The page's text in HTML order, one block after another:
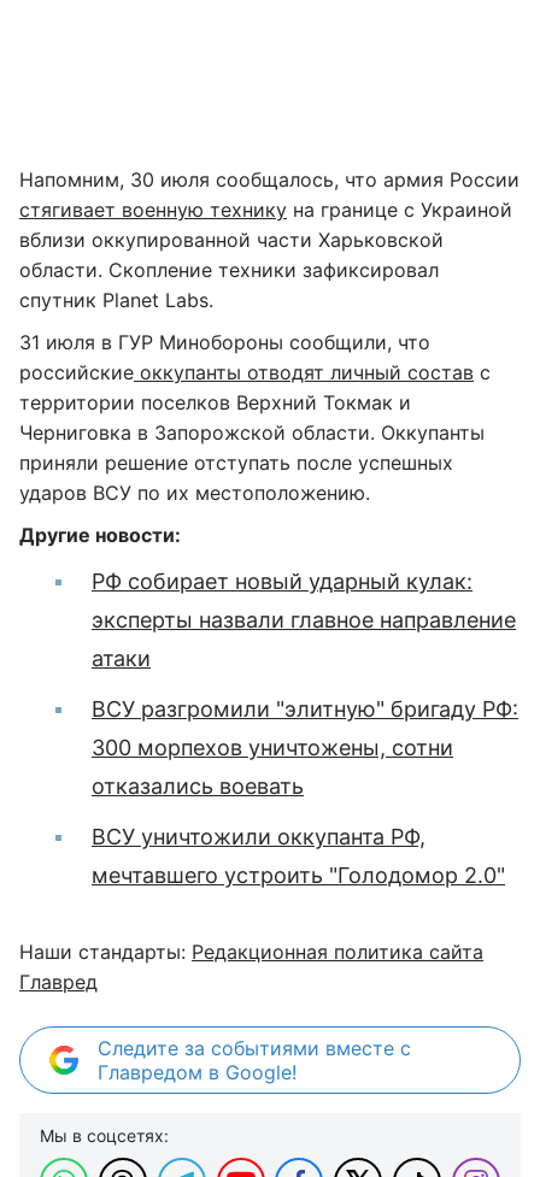
Напомним, 30 июля сообщалось, что армия России
стягивает военную технику на границе с Украиной
вблизи оккупированной части Харьковской
области. Скопление техники зафиксировал
спутник Planet Labs.
31 июля в ГУР Минобороны сообщили, что
российские оккупанты отводят личный состав с
территории поселков Верхний Токмак и
Черниговка в Запорожской области. Оккупанты
приняли решение отступать после успешных
ударов ВСУ по их местоположению.
Другие новости:
РФ собирает новый ударный кулак:
эксперты назвали главное направление
атаки
ВСУ разгромили "элитную" бригаду РФ:
300 морпехов уничтожены, сотни
отказались воевать
ВСУ уничтожили оккупанта РФ,
мечтавшего устроить "Голодомор 2.0"
Наши стандарты: Редакционная политика сайта
Главред
Следите за событиями вместе с
Главредом в Google!
Мы в соцсетях: